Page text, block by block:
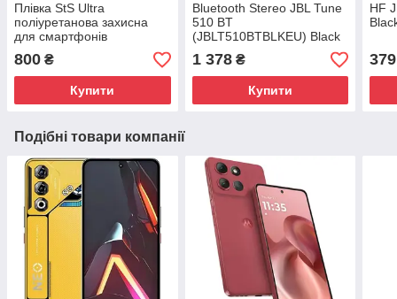
Плівка StS Ultra
поліуретанова захисна
для смартфонів
800 ₴
Купити
Bluetooth Stereo JBL Tune
510 BT
(JBLT510BTBLKEU) Black
UA
1 378₴
Купити
HF
379
Подібні товари компанії